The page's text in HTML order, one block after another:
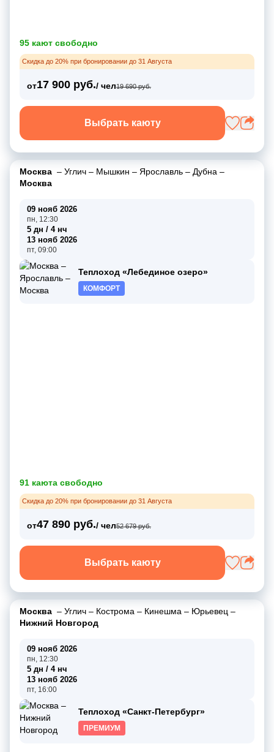
95 кают свободно
Скидка до 20% при бронировании до 31 Августа
от17 900 руб./ чел19 690 руб.
Выбрать каюту
Москва – Углич – Мышкин – Ярославль – Дубна –
Москва
09 нояб 2026
пн, 12:30
5 дн / 4 нч
13 нояб 2026
пт, 09:00
Теплоход «Лебединое озеро»
КОМФОРТ
91 каюта свободно
Скидка до 20% при бронировании до 31 Августа
от47 890 руб./ чел52 679 руб.
Выбрать каюту
Москва – Углич – Кострома – Кинешма – Юрьевец –
Нижний Новгород
09 нояб 2026
пн, 12:30
5 дн / 4 нч
13 нояб 2026
пт, 16:00
Теплоход «Санкт-Петербург»
ПРЕМИУМ